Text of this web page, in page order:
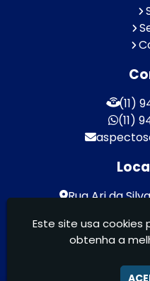
(11)
(11)
Rua Ari da
Aspecto
Este site usa cookies
obtenha a